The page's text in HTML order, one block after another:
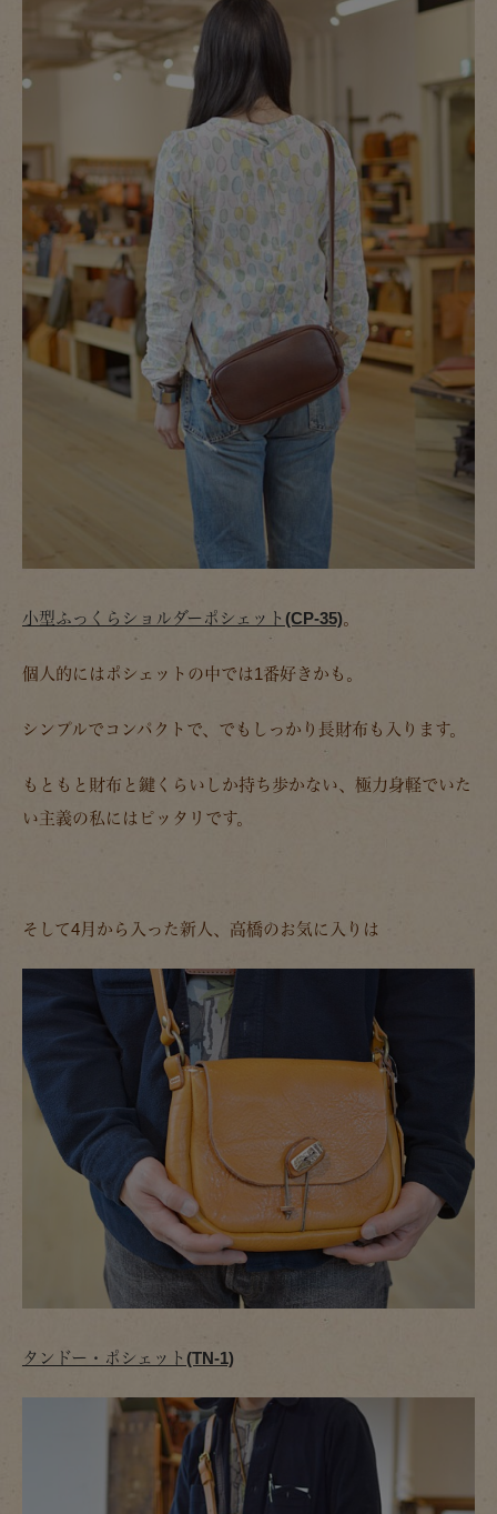
小型ふっくらショルダーポシェット(CP-35)。
個人的にはポシェットの中では1番好きかも。
シンプルでコンパクトで、でもしっかり長財布も入ります。
もともと財布と鍵くらいしか持ち歩かない、極力身軽でいた
い主義の私にはピッタリです。
そして4月から入った新人、高橋のお気に入りは
タンドー・ポシェット(TN-1)